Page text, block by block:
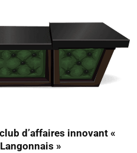
d’affaires innovant «
»